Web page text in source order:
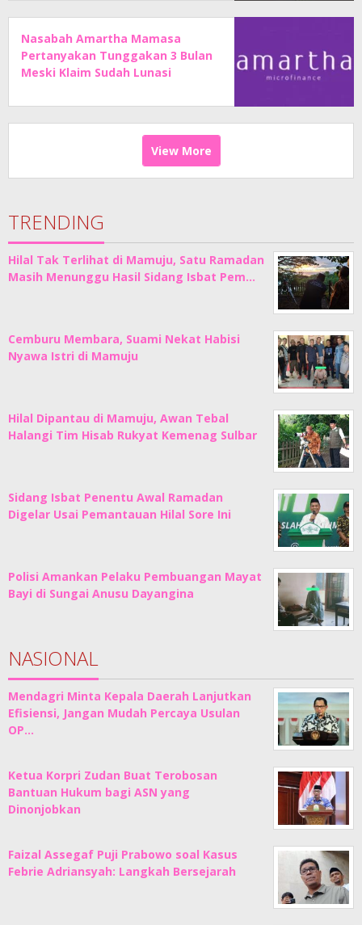
Nasabah Amartha Mamasa
Pertanyakan Tunggakan 3 Bulan
Meski Klaim Sudah Lunasi
View More
TRENDING
Hilal Tak Terlihat di Mamuju, Satu Ramadan
Masih Menunggu Hasil Sidang Isbat Pem…
Cemburu Membara, Suami Nekat Habisi
Nyawa Istri di Mamuju
Hilal Dipantau di Mamuju, Awan Tebal
Halangi Tim Hisab Rukyat Kemenag Sulbar
Sidang Isbat Penentu Awal Ramadan
Digelar Usai Pemantauan Hilal Sore Ini
Polisi Amankan Pelaku Pembuangan Mayat
Bayi di Sungai Anusu Dayangina
NASIONAL
Mendagri Minta Kepala Daerah Lanjutkan
Efisiensi, Jangan Mudah Percaya Usulan
OP…
Ketua Korpri Zudan Buat Terobosan
Bantuan Hukum bagi ASN yang
Dinonjobkan
Faizal Assegaf Puji Prabowo soal Kasus
Febrie Adriansyah: Langkah Bersejarah